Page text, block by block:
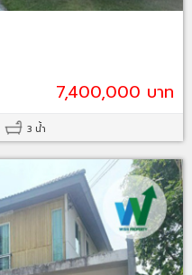
7,400,000 บาท
3 น้ำ